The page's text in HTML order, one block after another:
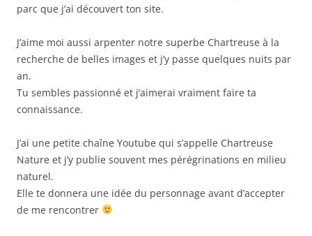
parc que j’ai découvert ton site.
J’aime moi aussi arpenter notre superbe Chartreuse à la
recherche de belles images et j’y passe quelques nuits par
an.
Tu sembles passionné et j’aimerai vraiment faire ta
connaissance.
J’ai une petite chaîne Youtube qui s’appelle Chartreuse
Nature et j’y publie souvent mes pérégrinations en milieu
naturel.
Elle te donnera une idée du personnage avant d’accepter
de me rencontrer